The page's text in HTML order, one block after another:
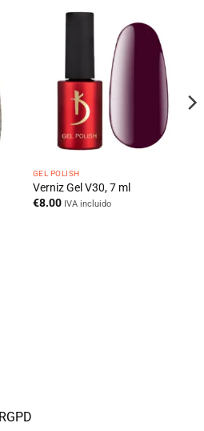
GEL POLISH
Verniz Gel V30, 7 ml
€8.00 IVA incluido